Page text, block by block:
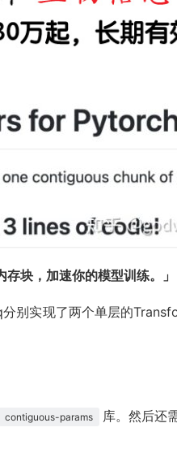
块，加速你的模型训练。」
别实现了两个单层的
contiguous-params 库。然后还